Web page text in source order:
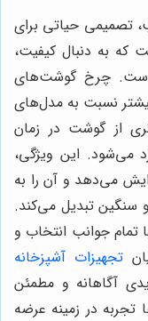
تصمیمی حیاتی برای
که به دنبال کیفیت،
است. چرخ گوشت‌های
نسبت به مدل‌های
از گوشت در زمان
می‌شود. این ویژگی،
می‌دهد و آن را به
و سنگین تبدیل می‌کند.
تمام جوانب انتخاب و
تجهیزات آشپزخانه
آگاهانه و مطمئن
تجربه در زمینه عرضه